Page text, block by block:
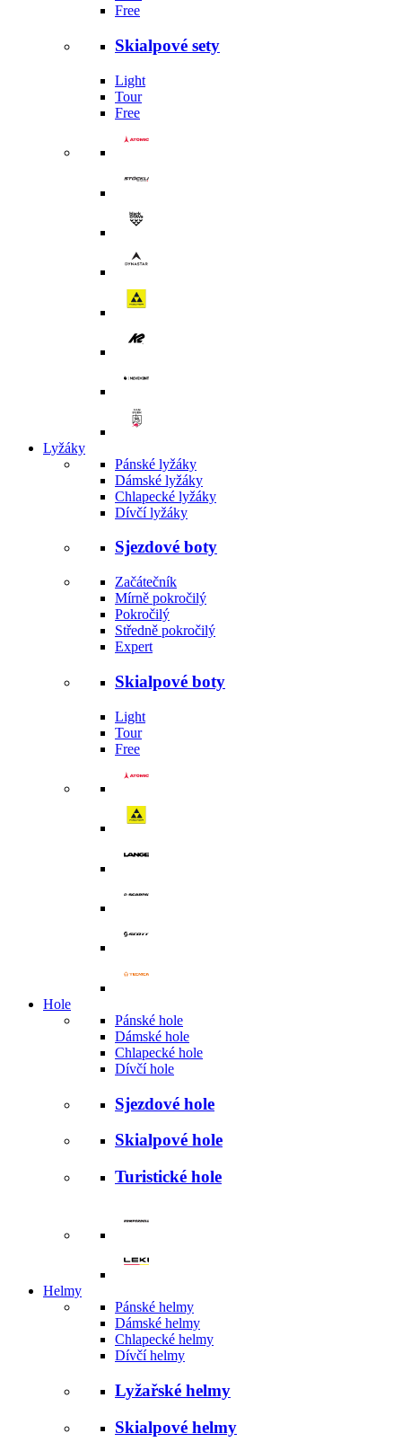
Free
Skialpové sety
Light
Tour
Free
Lyžáky
Pánské lyžáky
Dámské lyžáky
Chlapecké lyžáky
Dívčí lyžáky
Sjezdové boty
Začátečník
Mírně pokročilý
Pokročilý
Středně pokročilý
Expert
Skialpové boty
Light
Tour
Free
Hole
Pánské hole
Dámské hole
Chlapecké hole
Dívčí hole
Sjezdové hole
Skialpové hole
Turistické hole
Helmy
Pánské helmy
Dámské helmy
Chlapecké helmy
Dívčí helmy
Lyžařské helmy
Skialpové helmy